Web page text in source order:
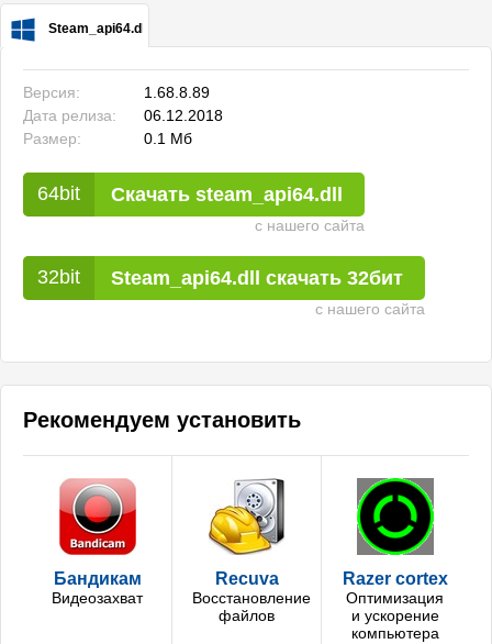
Steam_api64.dll для Windows
Версия:
1.68.8.89
Дата релиза:
06.12.2018
Размер:
0.1 Мб
Скачать steam_api64.dll
с нашего сайта
Steam_api64.dll скачать 32бит
с нашего сайта
Рекомендуем установить
Бандикам
Видеозахват
Recuva
Восстановление
файлов
Razer cortex
Оптимизация
и ускорение
компьютера